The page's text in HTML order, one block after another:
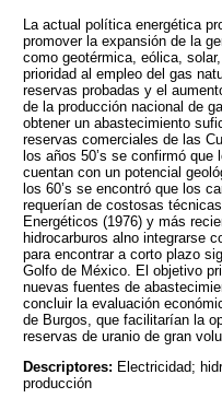
La actual política energética
promover la expansión de la
como geotérmica, eólica,
prioridad al empleo del gas
reservas probadas y el
de la producción nacional de
obtener un abastecimiento
reservas comerciales de las
los años 50’s se confirmó
cuentan con un potencial
los 60’s se encontró que los
requerían de costosas
Energéticos (1976) y más
hidrocarburos alno integrarse
para encontrar a corto plazo
Golfo de México. El objetivo
nuevas fuentes de
concluir la evaluación
de Burgos, que facilitarían la
reservas de uranio de gran
Descriptores: Electricidad;
producción